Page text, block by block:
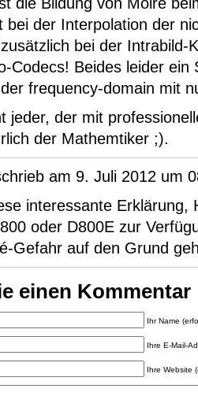
bei der Interpolation der
bei der Intrabild-
Codecs! Beides leider ein
frequency-domain mit
jeder, der mit
der Mathemtiker ;).
am 9. Juli 2012 um
interessante Erklärung,
oder D800E zur
Gefahr auf den Grund
einen Kommentar
Ihr Name
Ihre E-Mail-
Ihre Website